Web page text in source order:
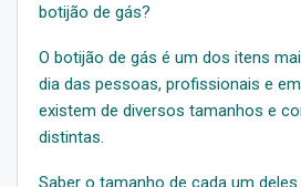
botijão de gás?
O botijão de gás é um dos itens
dia das pessoas, profissionais e
existem de diversos tamanhos e
distintas.
Saber o tamanho de cada um